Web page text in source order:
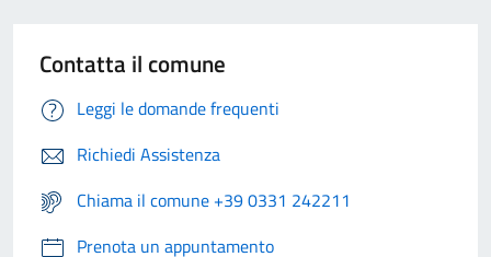
Contatta il comune
Leggi le domande frequenti
Richiedi Assistenza
Chiama il comune +39 0331 242211
Prenota un appuntamento